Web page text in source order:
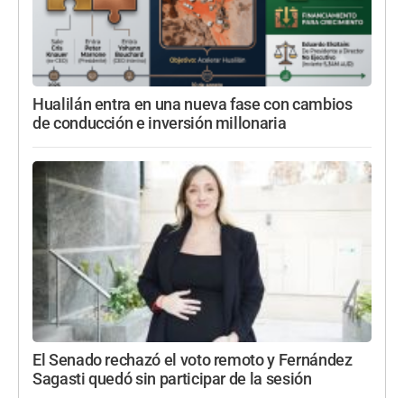
Hualilán entra en una nueva fase con cambios
de conducción e inversión millonaria
El Senado rechazó el voto remoto y Fernández
Sagasti quedó sin participar de la sesión